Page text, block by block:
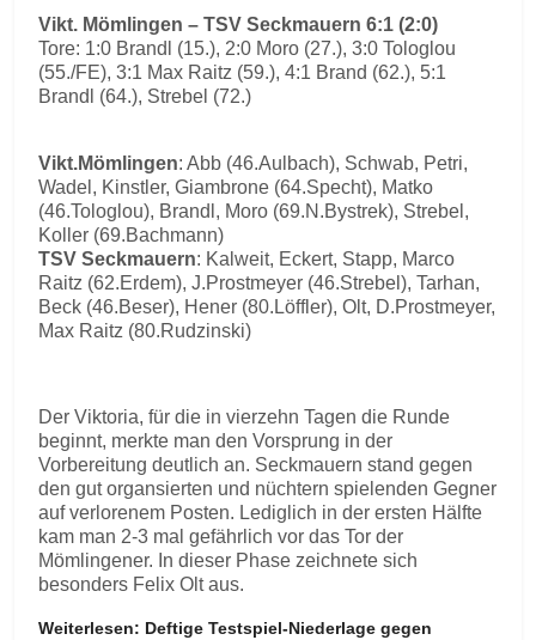
Vikt. Mömlingen – TSV Seckmauern 6:1 (2:0)
Tore: 1:0 Brandl (15.), 2:0 Moro (27.), 3:0 Tologlou
(55./FE), 3:1 Max Raitz (59.), 4:1 Brand (62.), 5:1
Brandl (64.), Strebel (72.)
Vikt.Mömlingen: Abb (46.Aulbach), Schwab, Petri,
Wadel, Kinstler, Giambrone (64.Specht), Matko
(46.Tologlou), Brandl, Moro (69.N.Bystrek), Strebel,
Koller (69.Bachmann)
TSV Seckmauern: Kalweit, Eckert, Stapp, Marco
Raitz (62.Erdem), J.Prostmeyer (46.Strebel), Tarhan,
Beck (46.Beser), Hener (80.Löffler), Olt, D.Prostmeyer,
Max Raitz (80.Rudzinski)
Der Viktoria, für die in vierzehn Tagen die Runde
beginnt, merkte man den Vorsprung in der
Vorbereitung deutlich an. Seckmauern stand gegen
den gut organsierten und nüchtern spielenden Gegner
auf verlorenem Posten. Lediglich in der ersten Hälfte
kam man 2-3 mal gefährlich vor das Tor der
Mömlingener. In dieser Phase zeichnete sich
besonders Felix Olt aus.
Weiterlesen: Deftige Testspiel-Niederlage gegen